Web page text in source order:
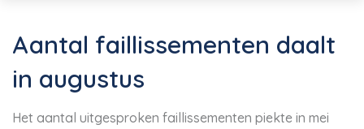
Aantal faillissementen daalt
in augustus
Het aantal uitgesproken faillissementen piekte in mei